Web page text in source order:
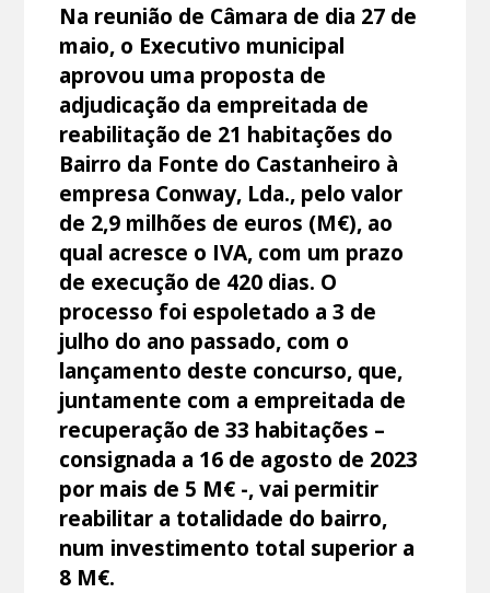
Na reunião de Câmara de dia 27 de
maio, o Executivo municipal
aprovou uma proposta de
adjudicação da empreitada de
reabilitação de 21 habitações do
Bairro da Fonte do Castanheiro à
empresa Conway, Lda., pelo valor
de 2,9 milhões de euros (M€), ao
qual acresce o IVA, com um prazo
de execução de 420 dias. O
processo foi espoletado a 3 de
julho do ano passado, com o
lançamento deste concurso, que,
juntamente com a empreitada de
recuperação de 33 habitações –
consignada a 16 de agosto de 2023
por mais de 5 M€ -, vai permitir
reabilitar a totalidade do bairro,
num investimento total superior a
8 M€.